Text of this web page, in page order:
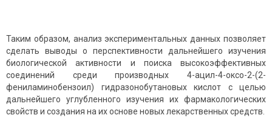
Таким образом, анализ экспериментальных данных позволяет
сделать выводы о перспективности дальнейшего изучения
биологической активности и поиска высокоэффективных
соединений среди производных 4-ацил-4-оксо-2-(2-
фениламинобензоил) гидразонобутановых кислот с целью
дальнейшего углубленного изучения их фармакологических
свойств и создания на их основе новых лекарственных средств.